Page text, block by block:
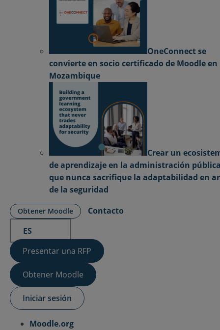
OneConnect se
convierte en socio certificado de Moodle en
Mozambique
Crear un
de aprendizaje en la administración
que nunca sacrifique la adaptabilidad en
de la seguridad
Obtener Moodle
Contacto
ES
Presentar una RFP
Obtener Moodle
Iniciar sesión
Moodle.org